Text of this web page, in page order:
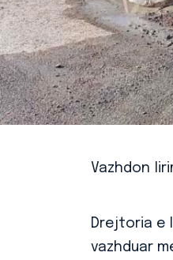
Vazhdon
Drejtoria e
vazhduar